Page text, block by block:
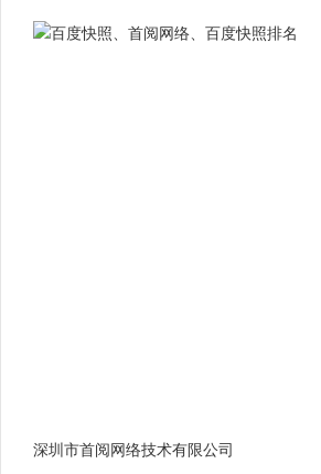
深圳市首阅网络技术有限公司